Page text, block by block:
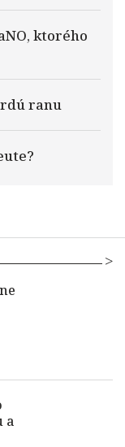
ktorého
ranu
a